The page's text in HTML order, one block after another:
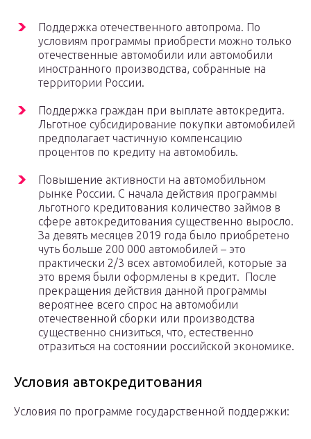
Поддержка отечественного автопрома. По
условиям программы приобрести можно только
отечественные автомобили или автомобили
иностранного производства, собранные на
территории России.
Поддержка граждан при выплате автокредита.
Льготное субсидирование покупки автомобилей
предполагает частичную компенсацию
процентов по кредиту на автомобиль.
Повышение активности на автомобильном
рынке России. С начала действия программы
льготного кредитования количество займов в
сфере автокредитования существенно выросло.
За девять месяцев 2019 года было приобретено
чуть больше 200 000 автомобилей – это
практически 2/3 всех автомобилей, которые за
это время были оформлены в кредит. После
прекращения действия данной программы
вероятнее всего спрос на автомобили
отечественной сборки или производства
существенно снизиться, что, естественно
отразиться на состоянии российской экономике.
Условия автокредитования
Условия по программе государственной поддержки: